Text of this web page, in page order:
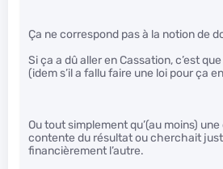
Ça ne correspond pas à la notion de
Si ça a dû aller en Cassation, c’est
(idem s’il a fallu faire une loi pour ça
Ou tout simplement qu’(au moins)
contente du résultat ou cherchait
financièrement l’autre.